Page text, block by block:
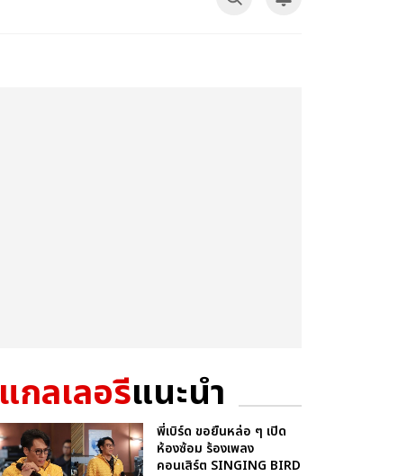
แกลเลอรีแนะนำ
พี่เบิร์ด ขอยืนหล่อ ๆ เปิด
ห้องซ้อม ร้องเพลง
คอนเสิร์ต SINGING BIRD